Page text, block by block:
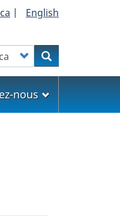
| English
your searchRechercher
nous